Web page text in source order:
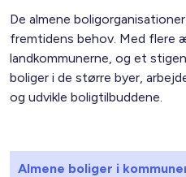
De almene
fremtidens behov. Med flere
landkommunerne, og et
boliger i de større byer,
og udvikle boligtilbuddene.
Almene boliger i